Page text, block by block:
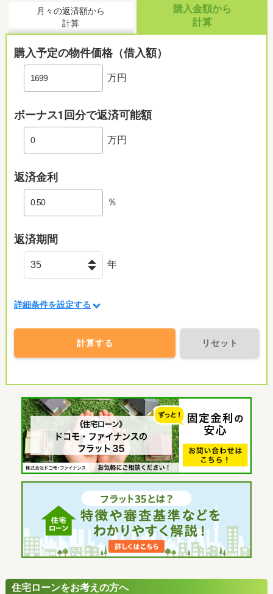
月々の返済額から
計算
購入金額から
計算
購入予定の物件価格（借入額）
万円
ボーナス1回分で返済可能額
万円
返済金利
％
返済期間
年
詳細条件を設定する
計算する リセット
住宅ローンをお考えの方へ